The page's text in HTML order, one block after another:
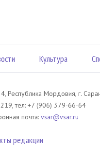
Культура
Республика Мордовия, г.
тел: +7 (906) 379-66-64
почта: vsar@vsar.ru
редакции